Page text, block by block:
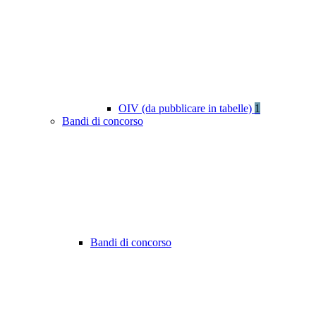
OIV (da pubblicare in tabelle) 1
Bandi di concorso
Bandi di concorso